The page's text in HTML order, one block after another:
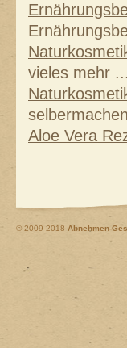
vieles mehr ...
selbermachen
Aloe Vera
© 2009-2018 Abnehmen-